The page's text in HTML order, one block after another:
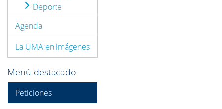
Deporte
Agenda
La UMA en imágenes
Menú destacado
Peticiones